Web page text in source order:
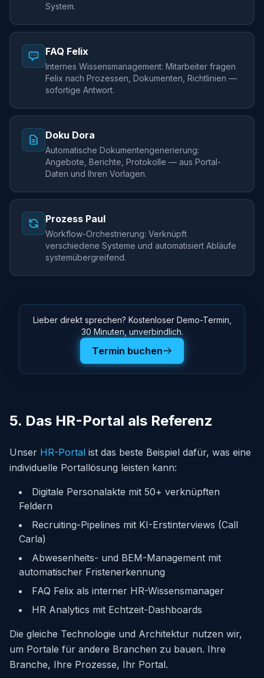
System.
FAQ Felix
Internes Wissensmanagement: Mitarbeiter fragen
Felix nach Prozessen, Dokumenten, Richtlinien —
sofortige Antwort.
Doku Dora
Automatische Dokumentengenerierung:
Angebote, Berichte, Protokolle — aus Portal-
Daten und Ihren Vorlagen.
Prozess Paul
Workflow-Orchestrierung: Verknüpft
verschiedene Systeme und automatisiert Abläufe
systemübergreifend.
Lieber direkt sprechen? Kostenloser Demo-Termin,
30 Minuten, unverbindlich.
Termin buchen
5. Das HR-Portal als Referenz
Unser HR-Portal ist das beste Beispiel dafür, was eine
individuelle Portallösung leisten kann:
Digitale Personalakte mit 50+ verknüpften
Feldern
Recruiting-Pipelines mit KI-Erstinterviews (Call
Carla)
Abwesenheits- und BEM-Management mit
automatischer Fristenerkennung
FAQ Felix als interner HR-Wissensmanager
HR Analytics mit Echtzeit-Dashboards
Die gleiche Technologie und Architektur nutzen wir,
um Portale für andere Branchen zu bauen. Ihre
Branche, Ihre Prozesse, Ihr Portal.